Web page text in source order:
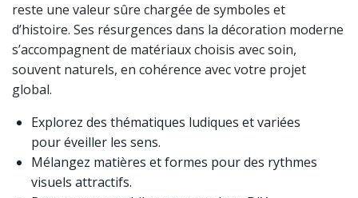
reste une valeur sûre chargée de symboles et
d’histoire. Ses résurgences dans la décoration moderne
s’accompagnent de matériaux choisis avec soin,
souvent naturels, en cohérence avec votre projet
global.
Explorez des thématiques ludiques et variées
pour éveiller les sens.
Mélangez matières et formes pour des rythmes
visuels attractifs.